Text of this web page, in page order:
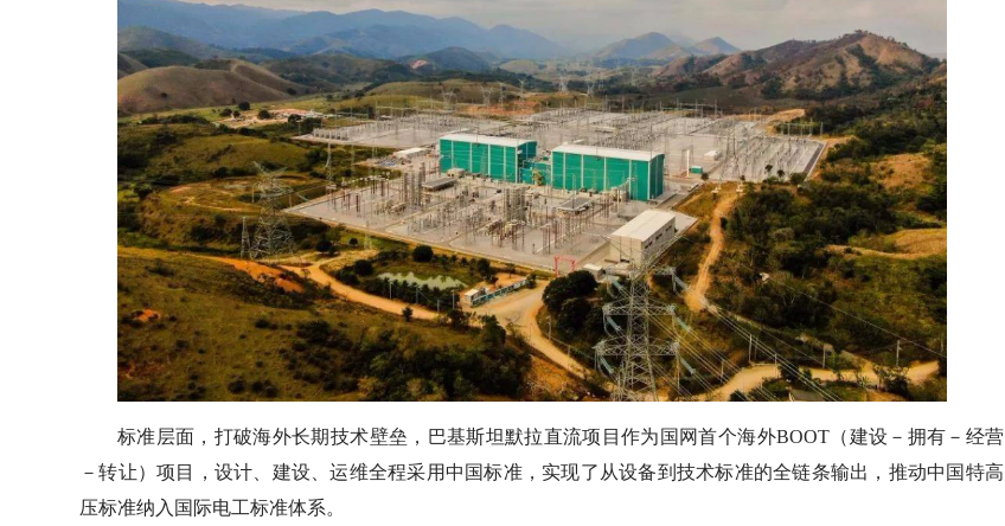
标准层面，打破海外长期技术壁垒，巴基斯坦默拉直流项目作为国网首个海外BOOT（建设－拥有－经营
－转让）项目，设计、建设、运维全程采用中国标准，实现了从设备到技术标准的全链条输出，推动中国特高
压标准纳入国际电工标准体系。